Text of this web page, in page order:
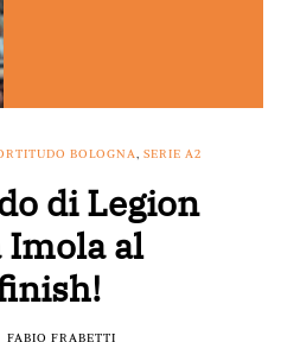
BOLOGNA, SERIE A2
di Legion
Imola al
FABIO FRABETTI